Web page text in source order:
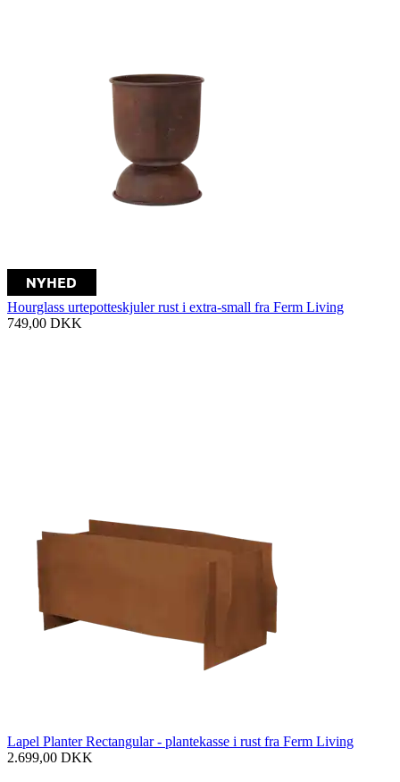
Hourglass urtepotteskjuler rust i extra-small fra Ferm Living
749,00 DKK
Lapel Planter Rectangular - plantekasse i rust fra Ferm Living
2.699,00 DKK